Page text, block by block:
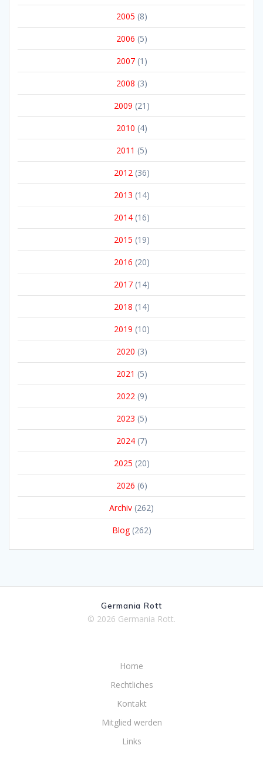
2005 (8)
2006 (5)
2007(1)
2008 (3)
2009 (21)
2010 (4)
2011 (5)
2012(36)
2013 (14)
2014(16)
2015 (19)
2016 (20)
2017(14)
2018 (14)
2019 (10)
2020 (3)
2021 (5)
2022(9)
2023 (5)
2024(7)
2025 (20)
2026 (6)
Archiv (262)
Blog(262)
Germania Rott
© 2026 Germania Rott.
Home
Rechtliches
Kontakt
Mitglied werden
Links